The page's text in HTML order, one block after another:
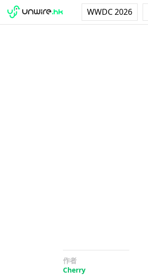
WWDC 2026
作者
Cherry